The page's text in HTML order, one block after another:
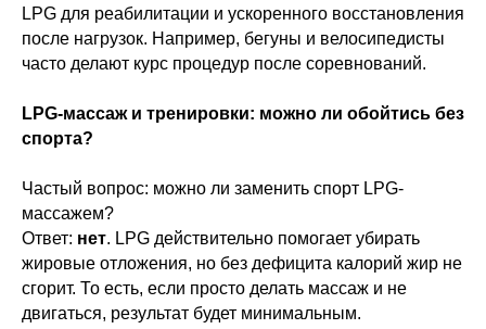
LPG для реабилитации и ускоренного восстановления
после нагрузок. Например, бегуны и велосипедисты
часто делают курс процедур после соревнований.
LPG-массаж и тренировки: можно ли обойтись без
спорта?
Частый вопрос: можно ли заменить спорт LPG-
массажем?
Ответ: нет. LPG действительно помогает убирать
жировые отложения, но без дефицита калорий жир не
сгорит. То есть, если просто делать массаж и не
двигаться, результат будет минимальным.